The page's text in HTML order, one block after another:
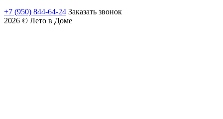
+7 (950) 844-64-24 Заказать звонок
2026 © Лето в Доме